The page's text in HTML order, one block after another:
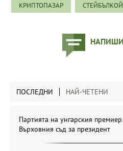
КРИПТОПАЗАР
ПОСЛЕДНИ НАЙ-ЧЕТЕНИ
Партията на унгарския
Върховния съд за президент